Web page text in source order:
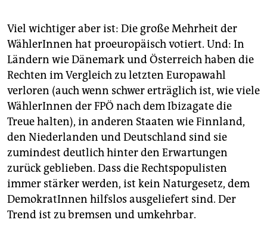
Viel wichtiger aber ist: Die große Mehrheit der
WählerInnen hat proeuropäisch votiert. Und: In
Ländern wie Dänemark und Österreich haben die
Rechten im Vergleich zu letzten Europawahl
verloren (auch wenn schwer erträglich ist, wie viele
WählerInnen der FPÖ nach dem Ibizagate die
Treue halten), in anderen Staaten wie Finnland,
den Niederlanden und Deutschland sind sie
zumindest deutlich hinter den Erwartungen
zurück geblieben. Dass die Rechtspopulisten
immer stärker werden, ist kein Naturgesetz, dem
DemokratInnen hilfslos ausgeliefert sind. Der
Trend ist zu bremsen und umkehrbar.